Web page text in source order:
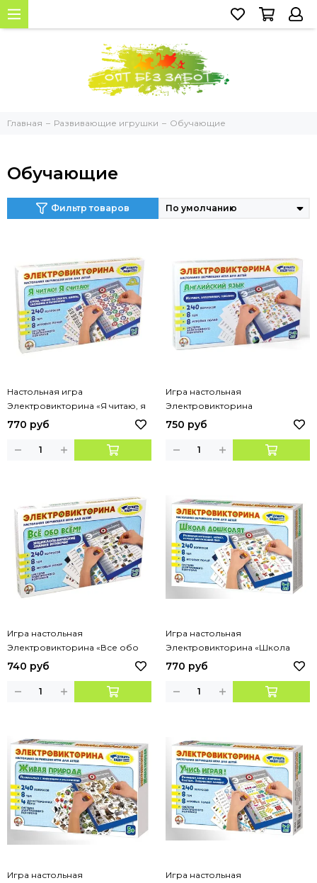
Главная Развивающие игрушки Обучающие
Обучающие
Фильтр товаров
Настольная игра
Электровикторина «Я читаю, я
считаю», Десятое королевство
770 руб
Игра настольная
Электровикторина
«Английский язык»
750 руб
Игра настольная
Электровикторина «Все обо
всем»
740 руб
Игра настольная
Электровикторина «Школа
дошколят»
770 руб
Игра настольная
Игра настольная